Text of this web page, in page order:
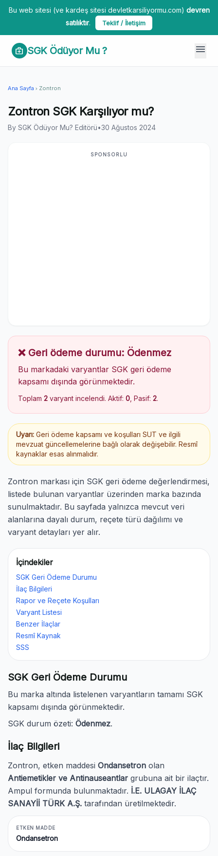
Bu web sitesi (ve kardeş sitesi devletkarsiliyormu.com) devren
satılıktır. Teklif / İletişim
medical_services SGK Ödüyor Mu ? menu
Ana Sayfa chevron_right Zontron
Zontron SGK Karşılıyor mu?
By SGK Ödüyor Mu? Editörü•30 Ağustos 2024
SPONSORLU
❌ Geri ödeme durumu: Ödenmez
Bu markadaki varyantlar SGK geri ödeme
kapsamı dışında görünmektedir.
Toplam 2 varyant incelendi. Aktif: 0 , Pasif: 2.
Uyarı: Geri ödeme kapsamı ve koşulları SUT ve ilgili
mevzuat güncellemelerine bağlı olarak değişebilir. Resmî
kaynaklar esas alınmalıdır.
Zontron markası için SGK geri ödeme değerlendirmesi,
listede bulunan varyantlar üzerinden marka bazında
sunulmaktadır. Bu sayfada yalnızca mevcut veri
alanlarına dayalı durum, reçete türü dağılımı ve
varyant detayları yer alır.
İçindekiler
SGK Geri Ödeme Durumu
İlaç Bilgileri
Rapor ve Reçete Koşulları
Varyant Listesi
Benzer İlaçlar
Resmî Kaynak
SSS
SGK Geri Ödeme Durumu
Bu marka altında listelenen varyantların tamamı SGK
kapsamı dışında görünmektedir.
SGK durum özeti: Ödenmez.
İlaç Bilgileri
Zontron, etken maddesi Ondansetron olan
Antiemetikler ve Antinauseantlar grubuna ait bir ilaçtır.
Ampul formunda bulunmaktadır. İ.E. ULAGAY İLAÇ
SANAYİİ TÜRK A.Ş. tarafından üretilmektedir.
ETKEN MADDE
Ondansetron